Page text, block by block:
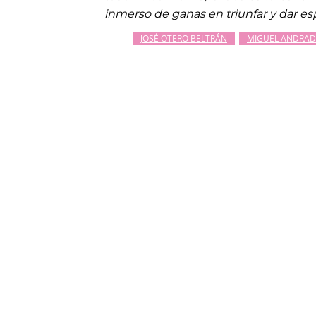
inmerso de ganas en triunfar y dar
JOSÉ OTERO BELTRÁN MIGUEL